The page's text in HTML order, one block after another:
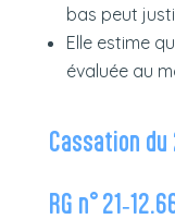
bas peut
Elle estime
évaluée au
Cassation du
RG n°